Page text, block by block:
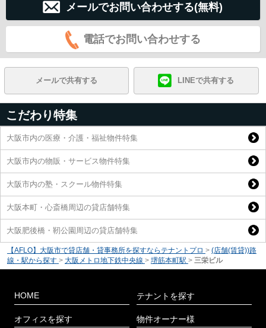
メールでお問い合わせする(無料)
電話でお問い合わせする
メールで共有する LINEで共有する
こだわり特集
大阪市内の医療・介護・福祉物件特集
大阪市内の物販・サービス物件特集
大阪市内の塾・スクール物件特集
大阪本町・心斎橋周辺の貸店舗特集
大阪肥後橋・靭公園周辺の貸店舗特集
【AFLO】大阪市で貸店舗・貸事務所を探すならテナントプロ > (店舗(賃貸))路
線・駅から探す > 大阪メトロ地下鉄中央線 > 堺筋本町駅 > 三栄ビル
HOME
オフィスを探す
テナントを探す
物件オーナー様